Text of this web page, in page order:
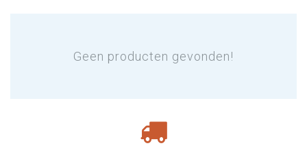
Geen producten gevonden!